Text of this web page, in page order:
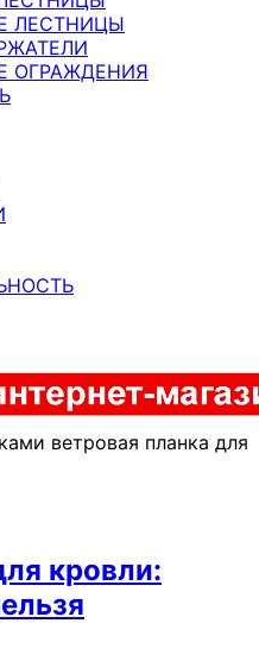
ЛЕСТНИЦЫ
ОГРАЖДЕНИЯ
ветровая планка для
кровли: